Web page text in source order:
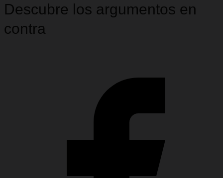
Descubre los argumentos en
contra